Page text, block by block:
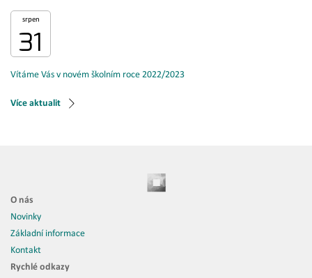
srpen
31
Vítáme Vás v novém školním roce 2022/2023
Více aktualit
O nás
Novinky
Základní informace
Kontakt
Rychlé odkazy